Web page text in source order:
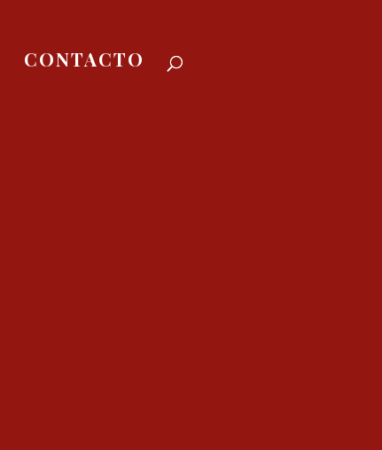
CONTACTO